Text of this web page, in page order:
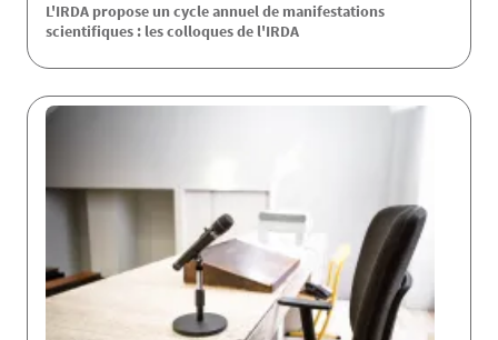
L'IRDA propose un cycle annuel de manifestations
scientifiques : les colloques de l'IRDA